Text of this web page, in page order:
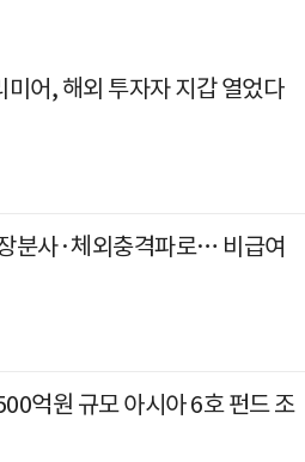
미어, 해외 투자자 지갑 열었다
분사·체외충격파로… 비급여
억원 규모 아시아 6호 펀드 조